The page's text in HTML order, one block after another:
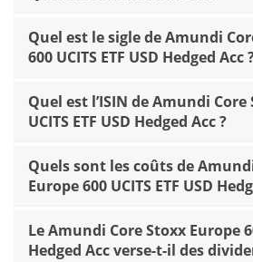
Quel est le sigle de Amundi
600 UCITS ETF USD Hedged Acc
Quel est l’ISIN de Amundi
UCITS ETF USD Hedged Acc ?
Quels sont les coûts de
Europe 600 UCITS ETF USD
Le Amundi Core Stoxx Europe
Hedged Acc verse-t-il des